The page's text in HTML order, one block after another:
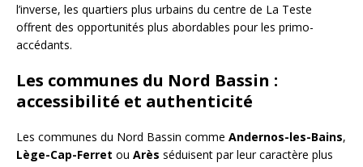
l’inverse, les quartiers plus urbains du centre de La Teste
offrent des opportunités plus abordables pour les primo-
accédants.
Les communes du Nord Bassin :
accessibilité et authenticité
Les communes du Nord Bassin comme Andernos-les-Bains,
Lège-Cap-Ferret ou Arès séduisent par leur caractère plus